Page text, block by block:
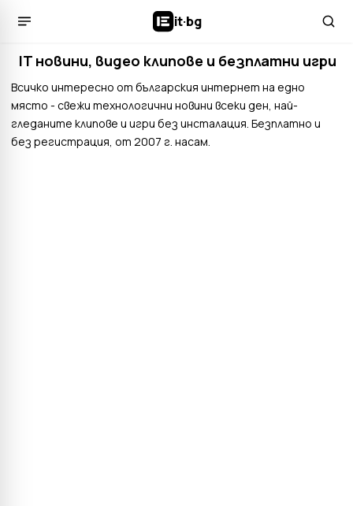
it·bg
IT новини, видео клипове и безплатни игри
Всичко интересно от българския интернет на едно
място - свежи технологични новини всеки ден, най-
гледаните клипове и игри без инсталация. Безплатно и
без регистрация, от 2007 г. насам.